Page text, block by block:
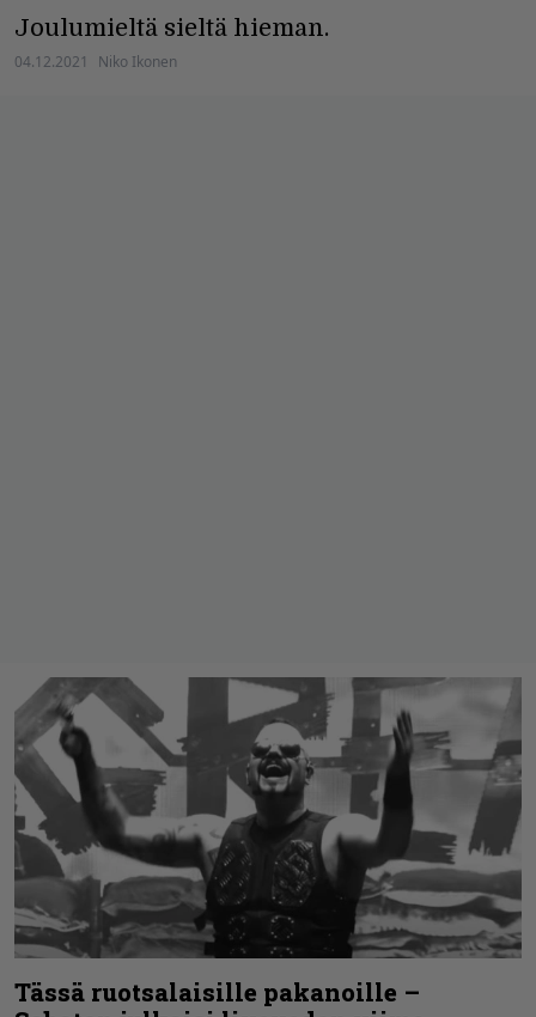
Joulumieltä sieltä hieman.
04.12.2021 Niko Ikonen
Tässä ruotsalaisille pakanoille –